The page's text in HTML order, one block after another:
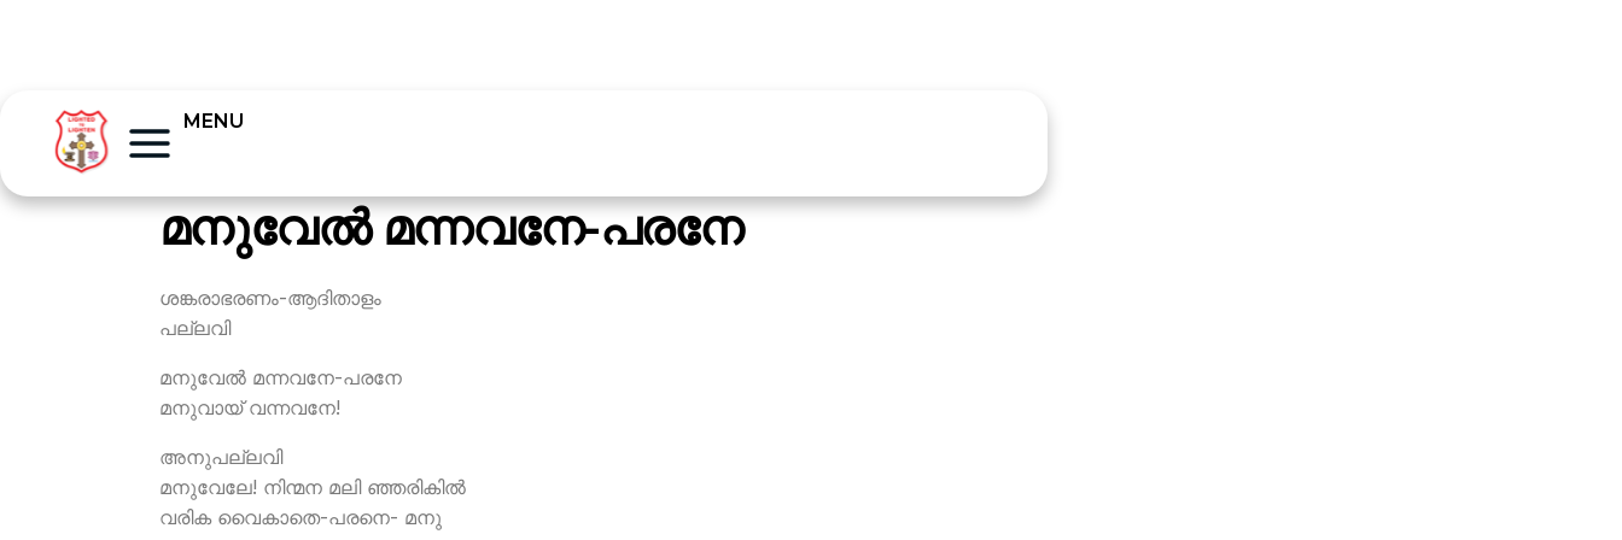
MENU
മനുവേല്‍ മന്നവനേ-പരനേ
ശങ്കരാഭരണം-ആദിതാളം
പല്ലവി
മനുവേല്‍ മന്നവനേ-പരനേ
മനുവായ് വന്നവനേ!
അനുപല്ലവി
മനുവേലേ! നിന്മന മലി ഞ്ഞരികില്‍
വരിക വൈകാതെ-പരനെ- മനു